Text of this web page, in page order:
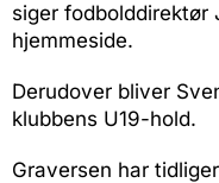
siger fodbolddirektør
hjemmeside.
Derudover bliver
klubbens U19-hold.
Graversen har